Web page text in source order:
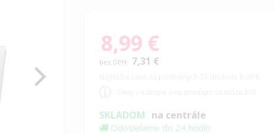
8,99 €
7,31 €
SKLADOM na centrále
Odosielame do 24 hodín